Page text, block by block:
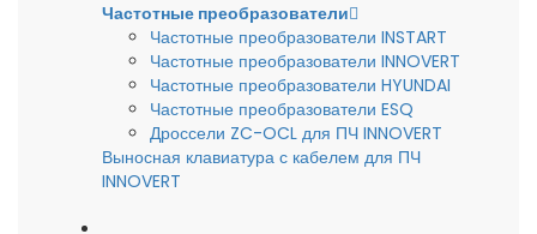
Частотные преобразователи
Частотные преобразователи INSTART
Частотные преобразователи INNOVERT
Частотные преобразователи HYUNDAI
Частотные преобразователи ESQ
Дроссели ZC-OCL для ПЧ INNOVERT
Выносная клавиатура с кабелем для ПЧ
INNOVERT